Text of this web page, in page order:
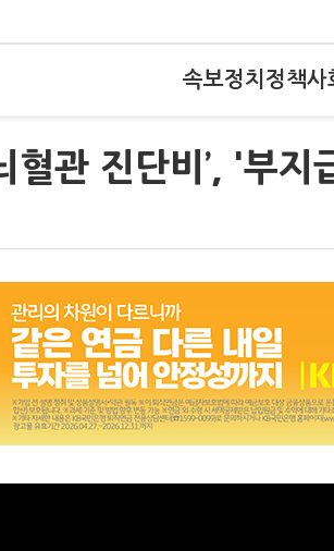
속보정치 정책사
혈관 진단비’, '부지